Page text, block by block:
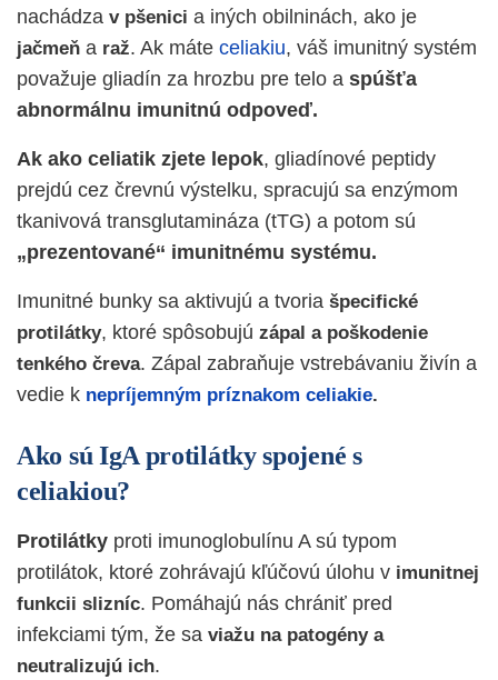
nachádza v pšenici a iných obilninách, ako je
jačmeň a raž. Ak máte celiakiu, váš imunitný systém
považuje gliadín za hrozbu pre telo a spúšťa
abnormálnu imunitnú odpoveď.
Ak ako celiatik zjete lepok, gliadínové peptidy
prejdú cez črevnú výstelku, spracujú sa enzýmom
tkanivová transglutamináza (tTG) a potom sú
„prezentované‘‘ imunitnému systému.
Imunitné bunky sa aktivujú a tvoria špecifické
protilátky, ktoré spôsobujú zápal a poškodenie
tenkého čreva. Zápal zabraňuje vstrebávaniu živín a
vedie k nepríjemným príznakom celiakie.
Ako sú IgA protilátky spojené s
celiakiou?
Protilátky proti imunoglobulínu A sú typom
protilátok, ktoré zohrávajú kľúčovú úlohu v imunitnej
funkcii slizníc. Pomáhajú nás chrániť pred
infekciami tým, že sa viažu na patogény a
neutralizujú ich.